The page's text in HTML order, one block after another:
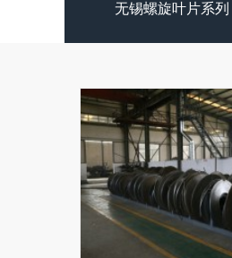
无锡螺旋叶片系列